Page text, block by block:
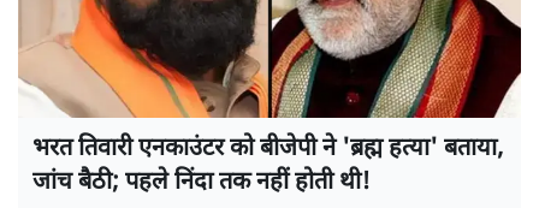
भरत तिवारी एनकाउंटर को बीजेपी ने 'ब्रह्म हत्या' बताया,
जांच बैठी; पहले निंदा तक नहीं होती थी!